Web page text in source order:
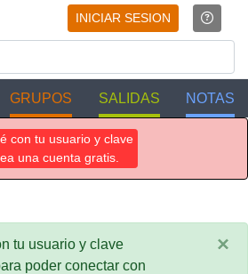
INICIAR SESION
GRUPOS SALIDAS NOTAS
con tu usuario y clave
una cuenta gratis.
tu usuario y clave
poder conectar con
×